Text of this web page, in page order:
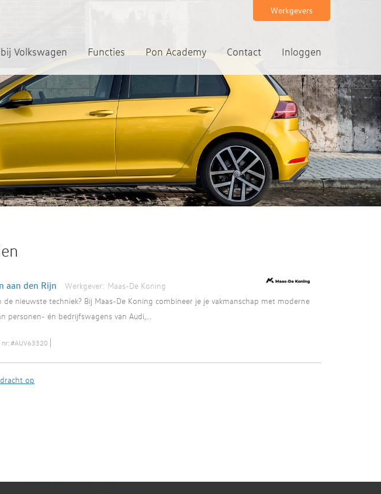
Volkswagen Functies Pon Academy Contact Inloggen
Werkgevers
aan den Rijn Werkgever: Maas-De Koning
nieuwste techniek? Bij Maas-De Koning combineer je je vakmanschap met moderne
personen- én bedrijfswagens van Audi,...
#AUV63320
op